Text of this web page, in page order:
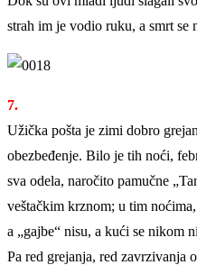
strah im je vodio ruku, a smrt se
7.
Užička pošta je zimi dobro
obezbeđenje. Bilo je tih noći,
sva odela, naročito pamučne
veštačkim krznom; u tim
a „gajbe“ nisu, a kući se nikom
Pa red grejanja, red zavrzivanja